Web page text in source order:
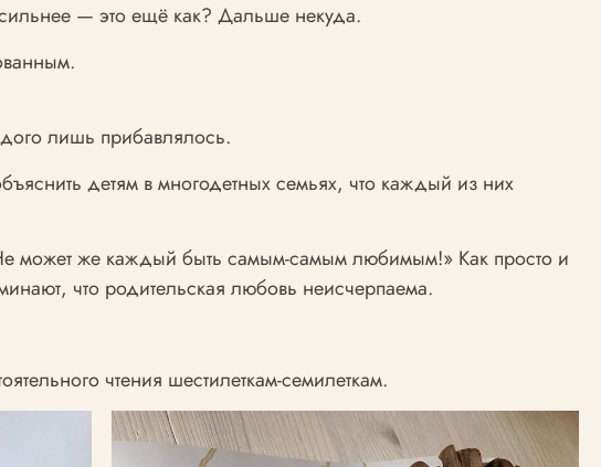
— это ещё как? Дальше некуда.
лишь прибавлялось.
детям в многодетных семьях, что каждый из них
может же каждый быть самым-самым любимым!» Как просто и
что родительская любовь неисчерпаема.
чтения шестилеткам-семилеткам.